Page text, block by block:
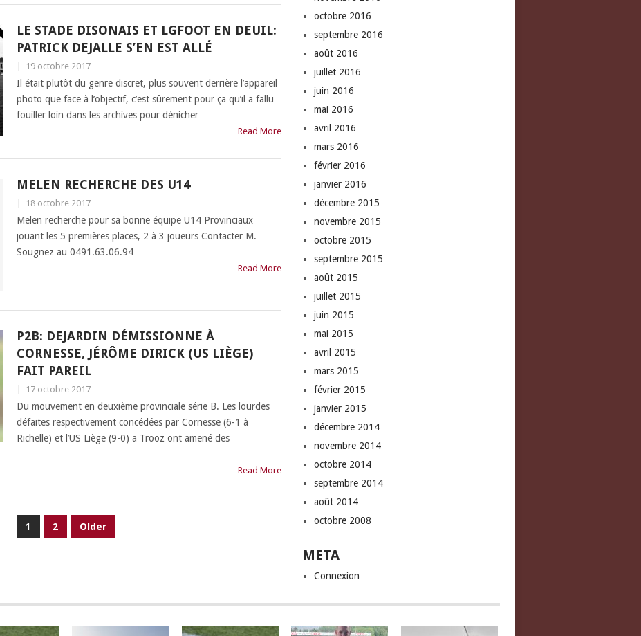
LE STADE DISONAIS ET LGFOOT EN DEUIL:
PATRICK DEJALLE S’EN EST ALLÉ
19 octobre 2017
Il était plutôt du genre discret, plus souvent derrière l’appareil
photo que face à l’objectif, c’est sûrement pour ça qu’il a fallu
fouiller loin dans les archives pour dénicher
Read More
MELEN RECHERCHE DES U14
18 octobre 2017
Melen recherche pour sa bonne équipe U14 Provinciaux
jouant les 5 premières places, 2 à 3 joueurs Contacter M.
Sougnez au 0491.63.06.94
Read More
P2B: DEJARDIN DÉMISSIONNE À
CORNESSE, JÉRÔME DIRICK (US LIÈGE)
FAIT PAREIL
17 octobre 2017
Du mouvement en deuxième provinciale série B. Les lourdes
défaites respectivement concédées par Cornesse (6-1 à
Richelle) et l’US Liège (9-0) a Trooz ont amené des
Read More
1 2 Older
octobre 2016
septembre 2016
août 2016
juillet 2016
juin 2016
mai 2016
avril 2016
mars 2016
février 2016
janvier 2016
décembre 2015
novembre 2015
octobre 2015
septembre 2015
août 2015
juillet 2015
juin 2015
mai 2015
avril 2015
mars 2015
février 2015
janvier 2015
décembre 2014
novembre 2014
octobre 2014
septembre 2014
août 2014
octobre 2008
META
Connexion